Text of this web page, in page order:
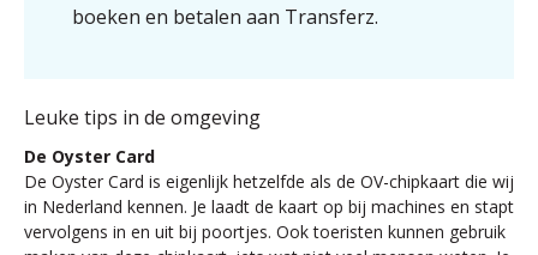
boeken en betalen aan Transferz.
Leuke tips in de omgeving
De Oyster Card
De Oyster Card is eigenlijk hetzelfde als de OV-chipkaart die wij
in Nederland kennen. Je laadt de kaart op bij machines en stapt
vervolgens in en uit bij poortjes. Ook toeristen kunnen gebruik